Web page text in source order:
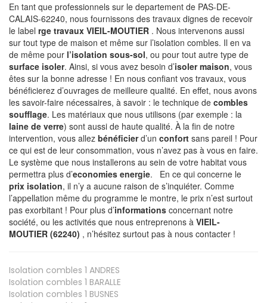
En tant que professionnels sur le departement de PAS-DE-
CALAIS-62240, nous fournissons des travaux dignes de recevoir
le label rge travaux VIEIL-MOUTIER . Nous intervenons aussi
sur tout type de maison et même sur l’isolation combles. Il en va
de même pour l’isolation sous-sol, ou pour tout autre type de
surface isoler. Ainsi, si vous avez besoin d’isoler maison, vous
êtes sur la bonne adresse ! En nous confiant vos travaux, vous
bénéficierez d’ouvrages de meilleure qualité. En effet, nous avons
les savoir-faire nécessaires, à savoir : le technique de combles
soufflage. Les matériaux que nous utilisons (par exemple : la
laine de verre) sont aussi de haute qualité. À la fin de notre
intervention, vous allez bénéficierd’un confort sans pareil ! Pour
ce qui est de leur consommation, vous n’avez pas à vous en faire.
Le système que nous installerons au sein de votre habitat vous
permettra plus d’economies energie. En ce qui concerne le
prix isolation, il n’y a aucune raison de s’inquiéter. Comme
l’appellation même du programme le montre, le prix n’est surtout
pas exorbitant ! Pour plus d’informations concernant notre
société, ou les activités que nous entreprenons à VIEIL-
MOUTIER (62240) , n’hésitez surtout pas à nous contacter !
Isolation combles 1 ANDRES
Isolation combles 1 BARALLE
Isolation combles 1 BUSNES